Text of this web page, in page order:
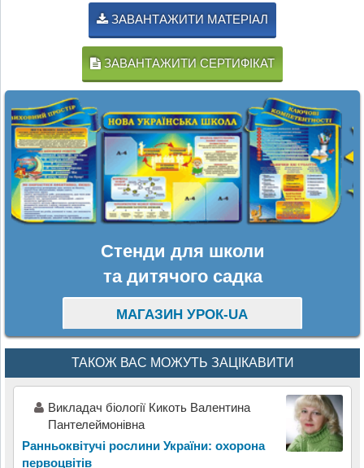
ЗАВАНТАЖИТИ МАТЕРІАЛ
ЗАВАНТАЖИТИ СЕРТИФІКАТ
Стенди для школи
та дитячого садка
МАГАЗИН УРОК-UA
ТАКОЖ ВАС МОЖУТЬ ЗАЦІКАВИТИ
Викладач біології Кикоть Валентина
Пантелеймонівна
Ранньоквітучі рослини України: охорона
первоцвітів